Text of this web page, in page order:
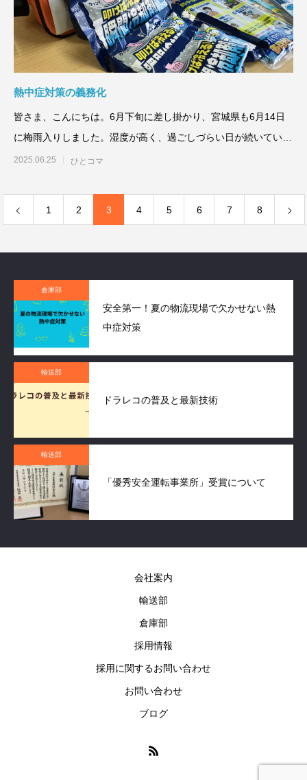
熱中症対策の義務化
皆さま、こんにちは。6月下旬に差し掛かり、宮城県も6月14日
に梅雨入りしました。湿度が高く、過ごしづらい日が続いていま
すが、これか
2025.06.25 ひとコマ
1 2 3 4 5 6 7 8
倉庫部
安全第一！夏の物流現場で欠かせない熱
中症対策
輸送部
ドラレコの普及と最新技術
輸送部
「優秀安全運転事業所」受賞について
会社案内
輸送部
倉庫部
採用情報
採用に関するお問い合わせ
お問い合わせ
ブログ